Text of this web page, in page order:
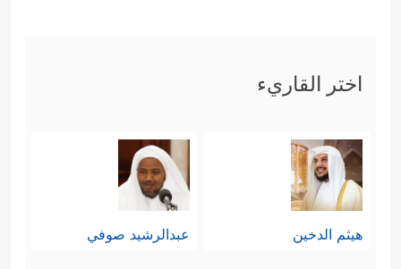
اختر القاريء
هيثم الدخين عبدالرشيد صوفي